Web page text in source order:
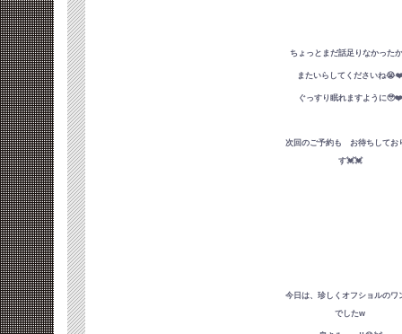
ちょっとまだ話足りなかった
またいらしてくださいね
ぐっすり眠れますように🥹❤️
次回のご予約も お待ちしてお
す💓💓
今日は、珍しくオフショルのワ
でしたw